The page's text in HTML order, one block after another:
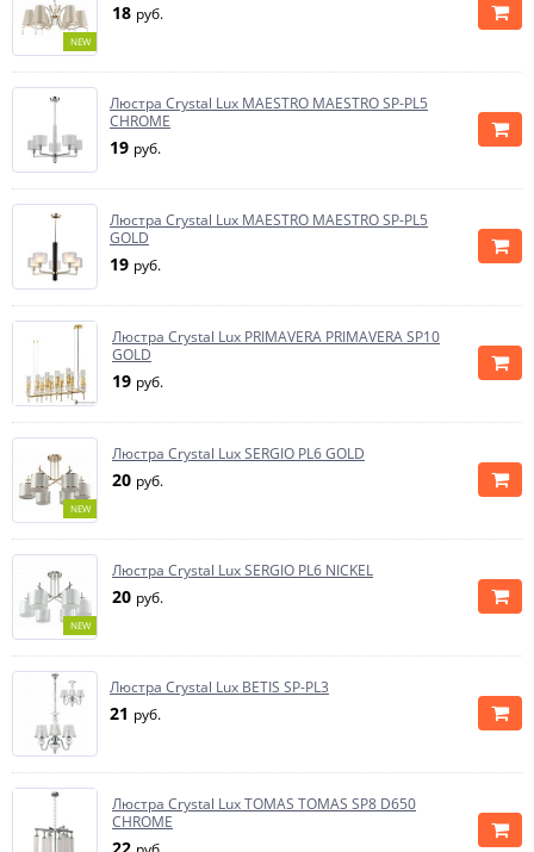
NEW
18 руб.
Люстра Crystal Lux MAESTRO MAESTRO SP-PL5
CHROME
19 руб.
Люстра Crystal Lux MAESTRO MAESTRO SP-PL5
GOLD
19 руб.
Люстра Crystal Lux PRIMAVERA PRIMAVERA SP10
GOLD
19 руб.
NEW
Люстра Crystal Lux SERGIO PL6 GOLD
20 руб.
NEW
Люстра Crystal Lux SERGIO PL6 NICKEL
20 руб.
Люстра Crystal Lux BETIS SP-PL3
21 руб.
Люстра Crystal Lux TOMAS TOMAS SP8 D650
CHROME